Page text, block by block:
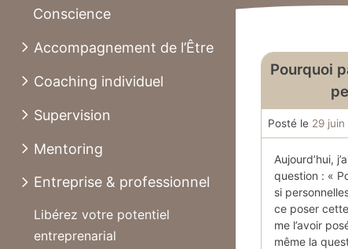
Conscience
Accompagnement de l’Être
Coaching individuel
Supervision
Mentoring
Entreprise & professionnel
Libérez votre potentiel
entreprenarial
Pourquoi
Posté le 29 juin
Aujourd’hui,
question : «
si
ce poser
me l’avoir
même la